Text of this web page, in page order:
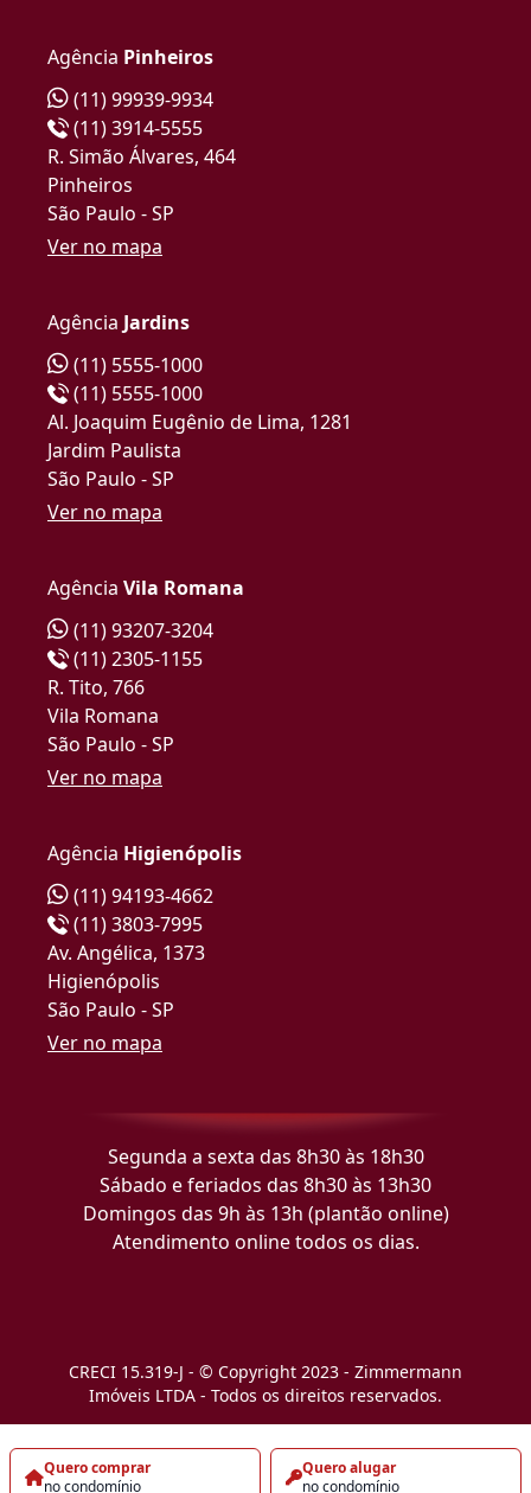
Quero comprar
no condomínio
Quero alugar
no condomínio
Agência Pinheiros
(11) 99939-9934
(11) 3914-5555
R. Simão Álvares, 464
Pinheiros
São Paulo - SP
Ver no mapa
Agência Jardins
(11) 5555-1000
(11) 5555-1000
Al. Joaquim Eugênio de Lima, 1281
Jardim Paulista
São Paulo - SP
Ver no mapa
Agência Vila Romana
(11) 93207-3204
(11) 2305-1155
R. Tito, 766
Vila Romana
São Paulo - SP
Ver no mapa
Agência Higienópolis
(11) 94193-4662
(11) 3803-7995
Av. Angélica, 1373
Higienópolis
São Paulo - SP
Ver no mapa
Segunda a sexta das 8h30 às 18h30
Sábado e feriados das 8h30 às 13h30
Domingos das 9h às 13h (plantão online)
Atendimento online todos os dias.
CRECI 15.319-J - © Copyright 2023 - Zimmermann
Imóveis LTDA - Todos os direitos reservados.